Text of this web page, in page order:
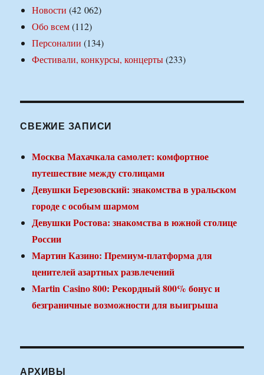
Новости (42 062)
Обо всем(112)
Персоналии (134)
Фестивали, конкурсы, концерты(233)
СВЕЖИЕ ЗАПИСИ
Москва Махачкала самолет: комфортное
путешествие между столицами
Девушки Березовский: знакомства в уральском
городе с особым шармом
Девушки Ростова: знакомства в южной столице
России
Мартин Казино: Премиум-платформа для
ценителей азартных развлечений
Martin Casino 800: Рекордный 800% бонус и
безграничные возможности для выигрыша
АРХИВЫ